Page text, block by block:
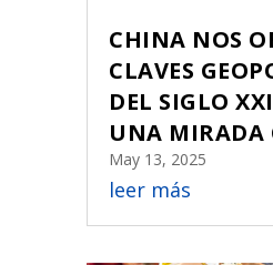
CHINA NOS
CLAVES
DEL SIGLO
UNA MIRADA
May 13, 2025
leer más